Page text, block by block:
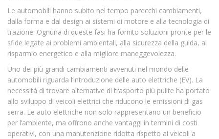
Le automobili hanno subito nel tempo parecchi cambiamenti,
dalla forma e dal design ai sistemi di motore e alla tecnologia di
trazione. Ognuna di queste fasi ha fornito soluzioni pronte per le
sfide legate ai problemi ambientali, alla sicurezza della guida, al
risparmio energetico e alla migliore maneggevolezza.
Uno dei più grandi cambiamenti avvenuti nel mondo delle
automobili riguarda l’introduzione delle auto elettriche (EV). La
necessità di trovare alternative di trasporto più pulite ha portato
allo sviluppo di veicoli elettrici che riducono le emissioni di gas
serra. Le auto elettriche non solo rappresentano un beneficio
per l’ambiente, ma offrono anche vantaggi in termini di costi
operativi, con una manutenzione ridotta rispetto ai veicoli a